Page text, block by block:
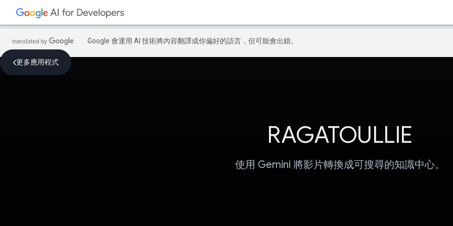
Google 會運用 AI 技術將內容翻譯成你偏好的語言，但可能會出錯。
更多應用程式
RAGATOULLIE
使用 Gemini 將影片轉換成可搜尋的知識中心。